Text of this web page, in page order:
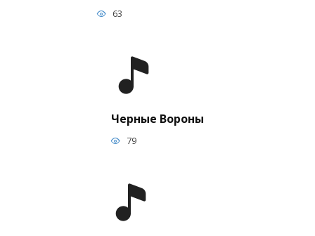
63
Черные Вороны
79